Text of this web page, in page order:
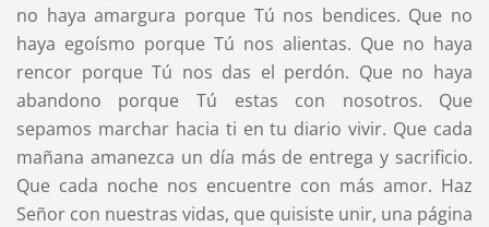
no haya amargura porque Tú nos bendices. Que no
haya egoísmo porque Tú nos alientas. Que no haya
rencor porque Tú nos das el perdón. Que no haya
abandono porque Tú estas con nosotros. Que
sepamos marchar hacia ti en tu diario vivir. Que cada
mañana amanezca un día más de entrega y sacrificio.
Que cada noche nos encuentre con más amor. Haz
Señor con nuestras vidas, que quisiste unir, una página